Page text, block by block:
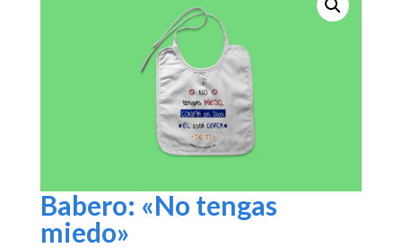
Babero: «No tengas
miedo»